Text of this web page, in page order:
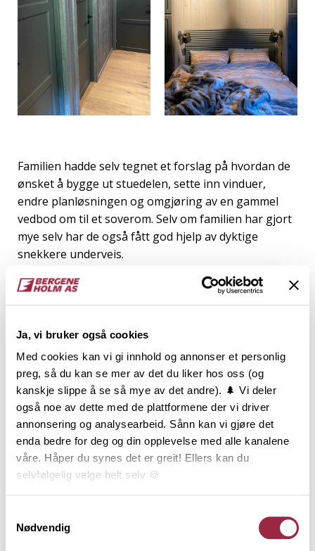
Ja, vi bruker også cookies
Med cookies kan vi gi innhold og annonser et personlig
preg, så du kan se mer av det du liker hos oss (og
kanskje slippe å se så mye av det andre). 🌲 Vi deler
også noe av dette med de plattformene der vi driver
annonsering og analysearbeid. Sånn kan vi gjøre det
enda bedre for deg og din opplevelse med alle kanalene
våre. Håper du synes det er greit! Ellers kan du
selvfølgelig velge helt selv 🍪
Nødvendig
Familien hadde selv tegnet et forslag på hvordan de
ønsket å bygge ut stuedelen, sette inn vinduer,
endre planløsningen og omgjøring av en gammel
vedbod om til et soverom. Selv om familien har gjort
mye selv har de også fått god hjelp av dyktige
snekkere underveis.
I hytta har de byttet ut det gulnede furupanelet og
listverket medNORD Mørkne granpanelog -listverk.
Utdrag fra søknaden til
Hytteprisen
“Vi er så fornøyd med romfølelsen, og atmosfæren vi
nå har fått i hytta. De mørke og lune veggene, har
gitt oss akkurat den Lounge følelsen vi ønsket på
fjellhytta. Det at vi endret planløsningen, og plassert
sofagruppe og spisestue mot vinduene, og får den
fantastiske utsikten rett inn, er vi så fornøyd med.